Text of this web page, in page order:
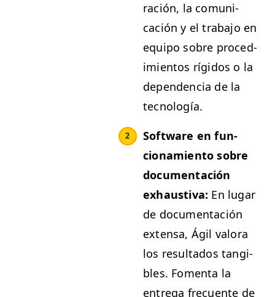
ración, la comu­ni­
cación y el tra­ba­jo en
equipo sobre pro­ced­
imien­tos rígi­dos o la
depen­den­cia de la
tecnología.
Soft­ware en fun­
cionamien­to sobre
doc­u­mentación
exhaus­ti­va: En lugar
de doc­u­mentación
exten­sa, Ágil val­o­ra
los resul­ta­dos tan­gi­
bles. Fomen­ta la
entre­ga fre­cuente de